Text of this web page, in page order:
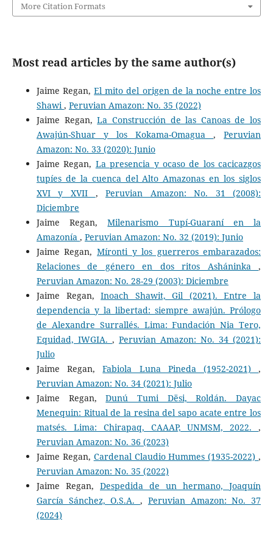
More Citation Formats
Most read articles by the same author(s)
Jaime Regan,El mito del origen de la noche entre los
Shawi, Peruvian Amazon: No. 35 (2022)
Jaime Regan,La Construcción de las Canoas de los
Awajún-Shuar y los Kokama-Omagua,Peruvian
Amazon: No. 33 (2020): Junio
Jaime Regan, La presencia y ocaso de los cacicazgos
tupíes de la cuenca del Alto Amazonas en los siglos
XVI y XVII ,Peruvian Amazon: No. 31 (2008):
Diciembre
Jaime Regan,Milenarismo Tupí-Guaraní en la
Amazonía , Peruvian Amazon: No. 32 (2019): Junio
Jaime Regan, Míronti y los guerreros embarazados:
Relaciones de género en dos ritos Asháninka,
Peruvian Amazon: No. 28-29 (2003): Diciembre
Jaime Regan,Inoach Shawit, Gil (2021). Entre la
dependencia y la libertad: siempre awajún. Prólogo
de Alexandre Surrallés. Lima: Fundación Nia Tero,
Equidad, IWGIA. ,Peruvian Amazon: No. 34 (2021):
Julio
Jaime Regan,Fabiola Luna Pineda (1952-2021),
Peruvian Amazon: No. 34 (2021): Julio
Jaime Regan,Dunú Tumi Dësi, Roldán. Dayac
Menequin: Ritual de la resina del sapo acate entre los
matsés. Lima: Chirapaq, CAAAP, UNMSM, 2022.,
Peruvian Amazon: No. 36 (2023)
Jaime Regan, Cardenal Claudio Hummes (1935-2022),
Peruvian Amazon: No. 35 (2022)
Jaime Regan, Despedida de un hermano, Joaquín
García Sánchez, O.S.A., Peruvian Amazon: No. 37
(2024)